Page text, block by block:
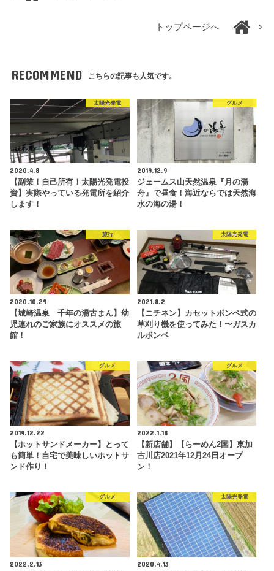
トップページへ
RECOMMEND こちらの記事も人気です。
太陽光発電
2020.4.8
【副業！自己所有！太陽光発電投
資】実際やっている発電所を紹介
します！
グルメ
2019.12.9
ジェームス山天然温泉『月の湯
舟』で昼食！海近ならでは天然海
水の海の湯！
旅行
2020.10.29
【城崎温泉 千年の湯古まん】幼
児連れのご家族にオススメの旅
館！
太陽光発電
2021.8.2
【ニチネン】カセットボンベ式の
草刈り機を使ってみた！〜ガスカ
ルボンベ
グルメ
2019.12.22
【ホットサンドメーカー】とって
も簡単！自宅で美味しいホットサ
ンド作り！
グルメ
2022.1.18
【新店舗】【らーめん2国】東加
古川店2021年12月24日オープ
ン！
グルメ
2022.2.13
太陽光発電
2020.4.13